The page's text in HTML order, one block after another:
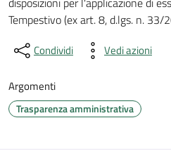
Tempestivo (ex art. 8, d.lgs. n. 33/
Condividi Vedi azioni
Argomenti
Trasparenza amministrativa